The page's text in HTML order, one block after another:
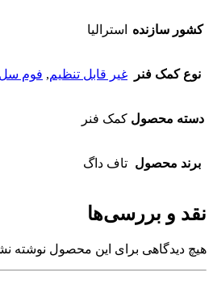
کشور سازنده استرالیا
نوع کمک فنر غیر قابل تنظیم, فوم
دسته محصول کمک فنر
برند محصول تاف داگ
نقد و بررسی‌ها
هیچ دیدگاهی برای این محصول نوشته